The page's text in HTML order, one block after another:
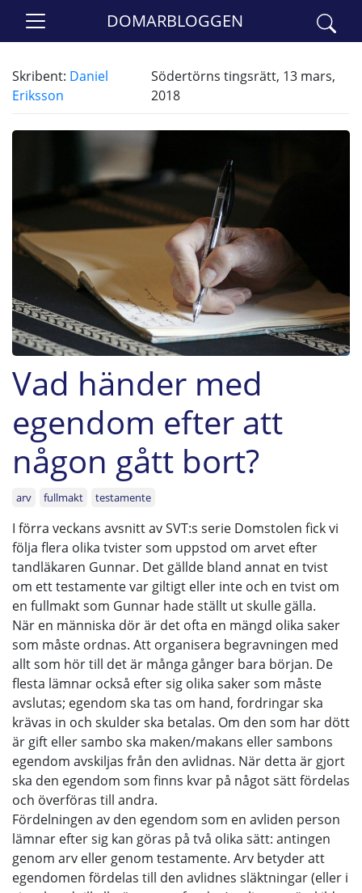
DOMARBLOGGEN
Skribent: Daniel
Eriksson
Södertörns tingsrätt, 13 mars,
2018
Vad händer med
egendom efter att
någon gått bort?
arv fullmakt testamente
I förra veckans avsnitt av SVT:s serie Domstolen fick vi
följa flera olika tvister som uppstod om arvet efter
tandläkaren Gunnar. Det gällde bland annat en tvist
om ett testamente var giltigt eller inte och en tvist om
en fullmakt som Gunnar hade ställt ut skulle gälla.
När en människa dör är det ofta en mängd olika saker
som måste ordnas. Att organisera begravningen med
allt som hör till det är många gånger bara början. De
flesta lämnar också efter sig olika saker som måste
avslutas; egendom ska tas om hand, fordringar ska
krävas in och skulder ska betalas. Om den som har dött
är gift eller sambo ska maken/makans eller sambons
egendom avskiljas från den avlidnas. När detta är gjort
ska den egendom som finns kvar på något sätt fördelas
och överföras till andra.
Fördelningen av den egendom som en avliden person
lämnar efter sig kan göras på två olika sätt: antingen
genom arv eller genom testamente. Arv betyder att
egendomen fördelas till den avlidnes släktningar (eller i